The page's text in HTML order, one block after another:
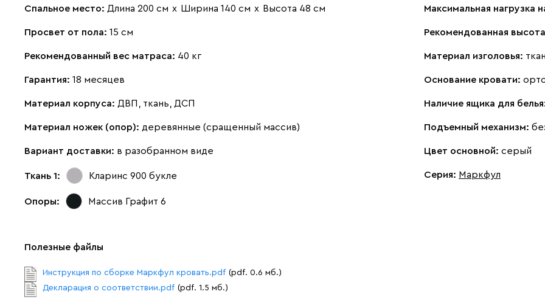
Спальное место: Длина 200 см х Ширина 140 см х Высота 48 см
Просвет от пола: 15 см
Рекомендованный вес матраса: 40 кг
Гарантия: 18 месяцев
Материал корпуса: ДВП, ткань, ДСП
Материал ножек (опор): деревянные (сращенный массив)
Вариант доставки: в разобранном виде
Ткань 1: Кларинс 900 букле
Опоры: Массив Графит 6
Максимальная нагрузка
Рекомендованная
Материал изголовья:
Основание кровати:
Наличие ящика для
Подъемный механизм:
Цвет основной: серый
Серия: Маркфул
Полезные файлы
Инструкция по сборке Маркфул кровать.pdf (pdf. 0.6 мб.)
Декларация о соответствии.pdf (pdf. 1.5 мб.)